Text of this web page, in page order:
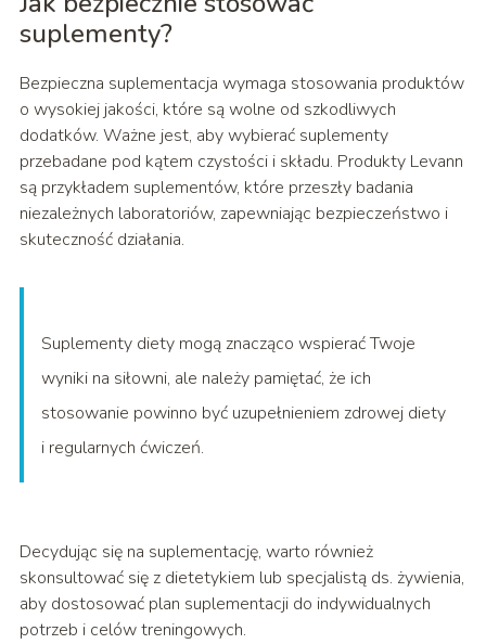
suplementy?
Bezpieczna suplementacja wymaga stosowania produktów
o wysokiej jakości, które są wolne od szkodliwych
dodatków. Ważne jest, aby wybierać suplementy
przebadane pod kątem czystości i składu. Produkty Levann
są przykładem suplementów, które przeszły badania
niezależnych laboratoriów, zapewniając bezpieczeństwo i
skuteczność działania.
Suplementy diety mogą znacząco wspierać Twoje
wyniki na siłowni, ale należy pamiętać, że ich
stosowanie powinno być uzupełnieniem zdrowej diety
i regularnych ćwiczeń.
Decydując się na suplementację, warto również
skonsultować się z dietetykiem lub specjalistą ds. żywienia,
aby dostosować plan suplementacji do indywidualnych
potrzeb i celów treningowych.